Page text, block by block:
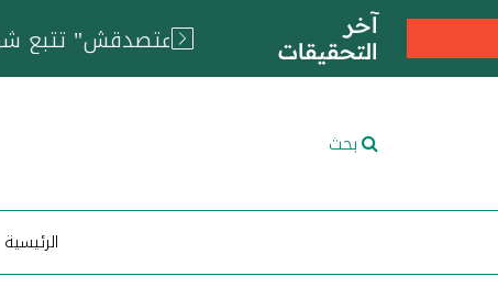
آخر
التحقيقات
بحث
الرئيسية